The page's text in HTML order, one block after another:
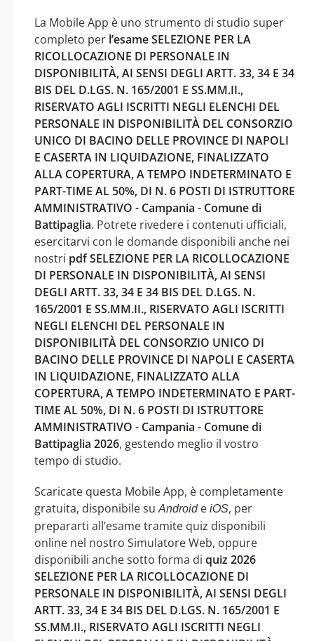
La Mobile App è uno strumento di studio super
completo per l’esame SELEZIONE PER LA
RICOLLOCAZIONE DI PERSONALE IN
DISPONIBILITÀ, AI SENSI DEGLI ARTT. 33, 34 E 34
BIS DEL D.LGS. N. 165/2001 E SS.MM.II.,
RISERVATO AGLI ISCRITTI NEGLI ELENCHI DEL
PERSONALE IN DISPONIBILITÀ DEL CONSORZIO
UNICO DI BACINO DELLE PROVINCE DI NAPOLI
E CASERTA IN LIQUIDAZIONE, FINALIZZATO
ALLA COPERTURA, A TEMPO INDETERMINATO E
PART-TIME AL 50%, DI N. 6 POSTI DI ISTRUTTORE
AMMINISTRATIVO - Campania - Comune di
Battipaglia. Potrete rivedere i contenuti ufficiali,
esercitarvi con le domande disponibili anche nei
nostri pdf SELEZIONE PER LA RICOLLOCAZIONE
DI PERSONALE IN DISPONIBILITÀ, AI SENSI
DEGLI ARTT. 33, 34 E 34 BIS DEL D.LGS. N.
165/2001 E SS.MM.II., RISERVATO AGLI ISCRITTI
NEGLI ELENCHI DEL PERSONALE IN
DISPONIBILITÀ DEL CONSORZIO UNICO DI
BACINO DELLE PROVINCE DI NAPOLI E CASERTA
IN LIQUIDAZIONE, FINALIZZATO ALLA
COPERTURA, A TEMPO INDETERMINATO E PART-
TIME AL 50%, DI N. 6 POSTI DI ISTRUTTORE
AMMINISTRATIVO - Campania - Comune di
Battipaglia 2026, gestendo meglio il vostro
tempo di studio.
Scaricate questa Mobile App, è completamente
gratuita, disponibile suAndroide iOS, per
prepararti all’esame tramite quiz disponibili
online nel nostro Simulatore Web, oppure
disponibili anche sotto forma di quiz 2026
SELEZIONE PER LA RICOLLOCAZIONE DI
PERSONALE IN DISPONIBILITÀ, AI SENSI DEGLI
ARTT. 33, 34 E 34 BIS DEL D.LGS. N. 165/2001 E
SS.MM.II., RISERVATO AGLI ISCRITTI NEGLI